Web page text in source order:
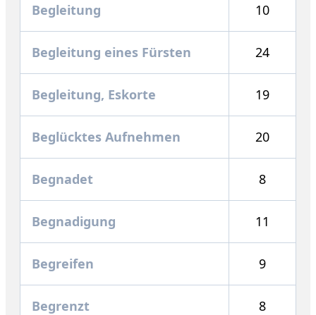
Begleitung 10
Begleitung eines Fürsten 24
Begleitung, Eskorte 19
Beglücktes Aufnehmen 20
Begnadet 8
Begnadigung 11
Begreifen 9
Begrenzt 8